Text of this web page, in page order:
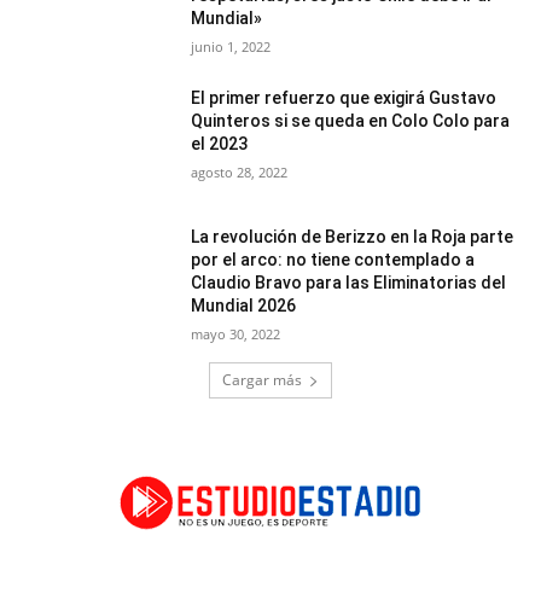
Mundial»
junio 1, 2022
El primer refuerzo que exigirá Gustavo
Quinteros si se queda en Colo Colo para
el 2023
agosto 28, 2022
La revolución de Berizzo en la Roja parte
por el arco: no tiene contemplado a
Claudio Bravo para las Eliminatorias del
Mundial 2026
mayo 30, 2022
Cargar más